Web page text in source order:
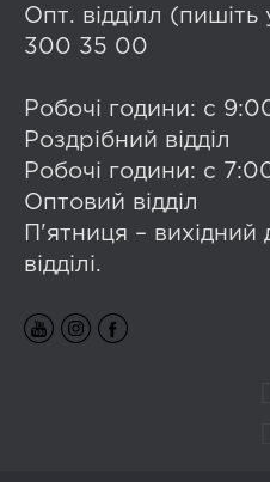
Опт. відділл
300 35 00
Робочі години: с
Роздрібний відділ
Робочі години: с
Оптовий відділ
П'ятниця –
відділі.